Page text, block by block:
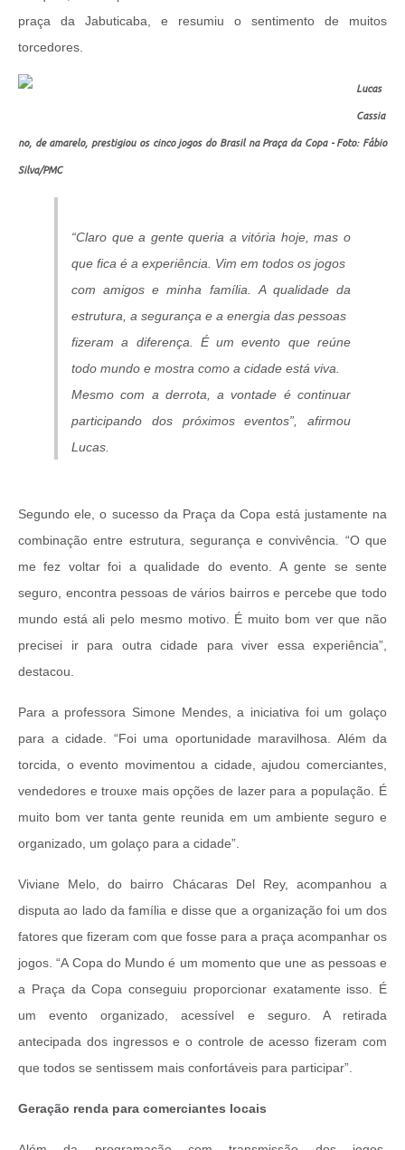
praça da Jabuticaba, e resumiu o sentimento de muitos
torcedores.
Lucas
Cassia
no, de amarelo, prestigiou os cinco jogos do Brasil na Praça da Copa - Foto: Fábio
Silva/PMC
“Claro que a gente queria a vitória hoje, mas o
que fica é a experiência. Vim em todos os jogos
com amigos e minha família. A qualidade da
estrutura, a segurança e a energia das pessoas
fizeram a diferença. É um evento que reúne
todo mundo e mostra como a cidade está viva.
Mesmo com a derrota, a vontade é continuar
participando dos próximos eventos”, afirmou
Lucas.
Segundo ele, o sucesso da Praça da Copa está justamente na
combinação entre estrutura, segurança e convivência. “O que
me fez voltar foi a qualidade do evento. A gente se sente
seguro, encontra pessoas de vários bairros e percebe que todo
mundo está ali pelo mesmo motivo. É muito bom ver que não
precisei ir para outra cidade para viver essa experiência”,
destacou.
Para a professora Simone Mendes, a iniciativa foi um golaço
para a cidade. “Foi uma oportunidade maravilhosa. Além da
torcida, o evento movimentou a cidade, ajudou comerciantes,
vendedores e trouxe mais opções de lazer para a população. É
muito bom ver tanta gente reunida em um ambiente seguro e
organizado, um golaço para a cidade”.
Viviane Melo, do bairro Chácaras Del Rey, acompanhou a
disputa ao lado da família e disse que a organização foi um dos
fatores que fizeram com que fosse para a praça acompanhar os
jogos. “A Copa do Mundo é um momento que une as pessoas e
a Praça da Copa conseguiu proporcionar exatamente isso. É
um evento organizado, acessível e seguro. A retirada
antecipada dos ingressos e o controle de acesso fizeram com
que todos se sentissem mais confortáveis para participar”.
Geração renda para comerciantes locais